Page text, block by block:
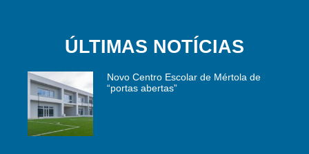
ÚLTIMAS NOTÍCIAS
Novo Centro Escolar de Mértola de
“portas abertas”